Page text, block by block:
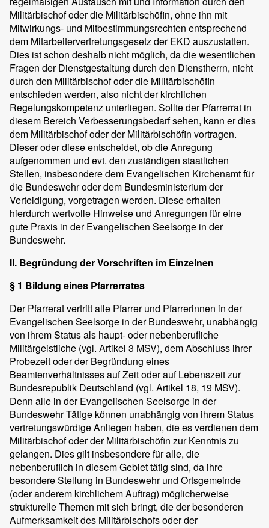
Militärbischof oder die Militärbischöfin, ohne ihn mit
Mitwirkungs- und Mitbestimmungsrechten entsprechend
dem Mitarbeitervertretungsgesetz der EKD auszustatten.
Dies ist schon deshalb nicht möglich, da die wesentlichen
Fragen der Dienstgestaltung durch den Dienstherrn, nicht
durch den Militärbischof oder die Militärbischöfin
entschieden werden, also nicht der kirchlichen
Regelungskompetenz unterliegen. Sollte der Pfarrerrat in
diesem Bereich Verbesserungsbedarf sehen, kann er dies
dem Militärbischof oder der Militärbischöfin vortragen.
Dieser oder diese entscheidet, ob die Anregung
aufgenommen und evt. den zuständigen staatlichen
Stellen, insbesondere dem Evangelischen Kirchenamt für
die Bundeswehr oder dem Bundesministerium der
Verteidigung, vorgetragen werden. Diese erhalten
hierdurch wertvolle Hinweise und Anregungen für eine
gute Praxis in der Evangelischen Seelsorge in der
Bundeswehr.
II. Begründung der Vorschriften im Einzelnen
§ 1 Bildung eines Pfarrerrates
Der Pfarrerat vertritt alle Pfarrer und Pfarrerinnen in der
Evangelischen Seelsorge in der Bundeswehr, unabhängig
von ihrem Status als haupt- oder nebenberufliche
Militärgeistliche (vgl. Artikel 3 MSV), dem Abschluss ihrer
Probezeit oder der Begründung eines
Beamtenverhältnisses auf Zeit oder auf Lebenszeit zur
Bundesrepublik Deutschland (vgl. Artikel 18, 19 MSV).
Denn alle in der Evangelischen Seelsorge in der
Bundeswehr Tätige können unabhängig von ihrem Status
vertretungswürdige Anliegen haben, die es verdienen dem
Militärbischof oder der Militärbischöfin zur Kenntnis zu
gelangen. Dies gilt insbesondere für alle, die
nebenberuflich in diesem Gebiet tätig sind, da ihre
besondere Stellung in Bundeswehr und Ortsgemeinde
(oder anderem kirchlichem Auftrag) möglicherweise
strukturelle Themen mit sich bringt, die der besonderen
Aufmerksamkeit des Militärbischofs oder der